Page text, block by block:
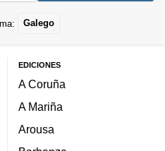
Galego
EDICIONES
A Coruña
A Mariña
Arousa